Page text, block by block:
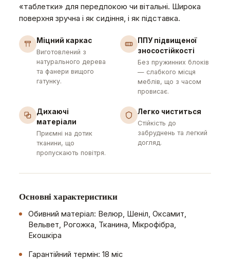
«таблетки» для передпокою чи вітальні. Широка
поверхня зручна і як сидіння, і як підставка.
Міцний каркас
Виготовлений з
натурального дерева
та фанери вищого
гатунку.
ППУ підвищеної
зносостійкості
Без пружинних блоків
— слабкого місця
меблів, що з часом
провисає.
Дихаючі
матеріали
Приємні на дотик
тканини, що
пропускають повітря.
Легко чиститься
Стійкість до
забруднень та легкий
догляд.
Основні характеристики
Обивний матеріал: Велюр, Шеніл, Оксамит,
Вельвет, Рогожка, Тканина, Мікрофібра,
Екошкіра
Гарантійний термін: 18 міс